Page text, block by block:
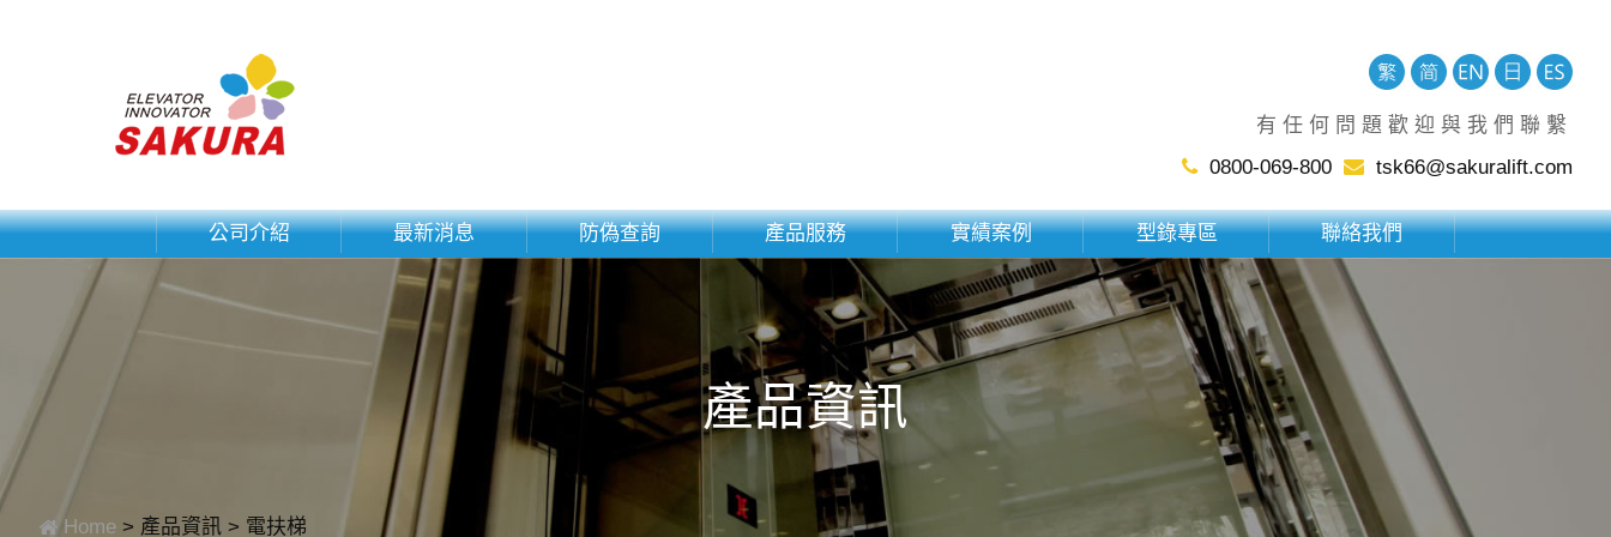
有任何問題歡迎與我們聯繫
0800-069-800
tsk66@sakuralift.com
公司介紹 最新消息 防偽查詢 產品服務 實績案例 型錄專區 聯絡我們
產品資訊
Home 產品資訊 電扶梯